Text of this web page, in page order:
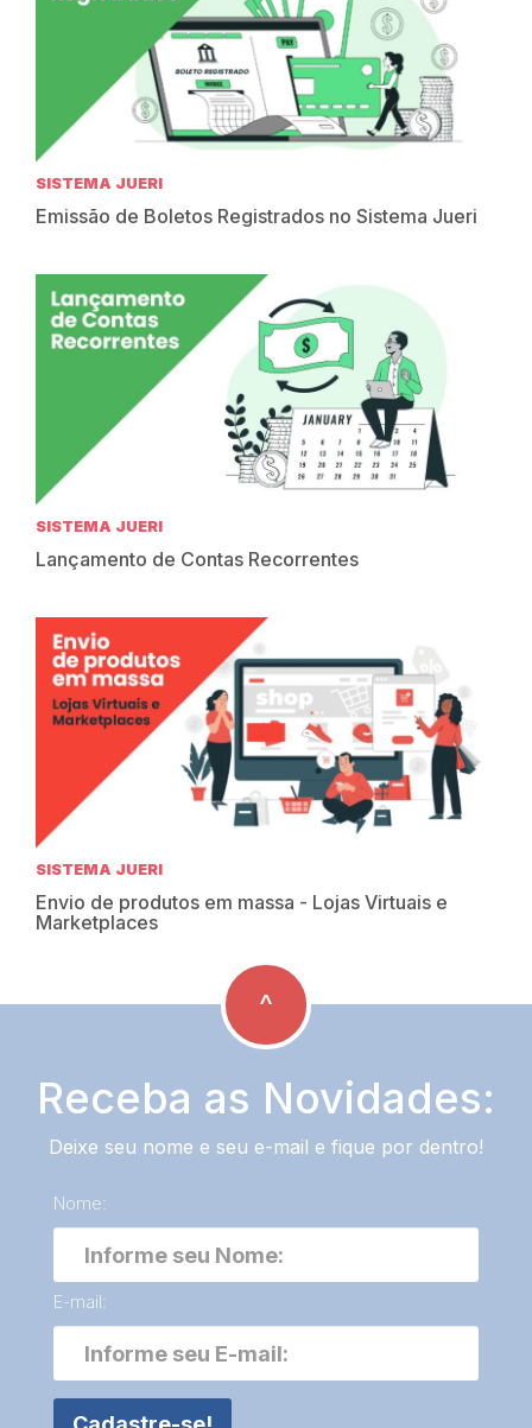
SISTEMA JUERI
Emissão de Boletos Registrados no Sistema Jueri
SISTEMA JUERI
Lançamento de Contas Recorrentes
SISTEMA JUERI
Envio de produtos em massa - Lojas Virtuais e
Marketplaces
^
Receba as Novidades:
Deixe seu nome e seu e-mail e fique por dentro!
Nome:
E-mail: